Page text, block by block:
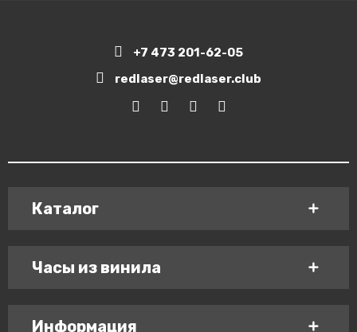
+7 473 201-62-05
redlaser@redlaser.club
Каталог
Часы из винила
Информация